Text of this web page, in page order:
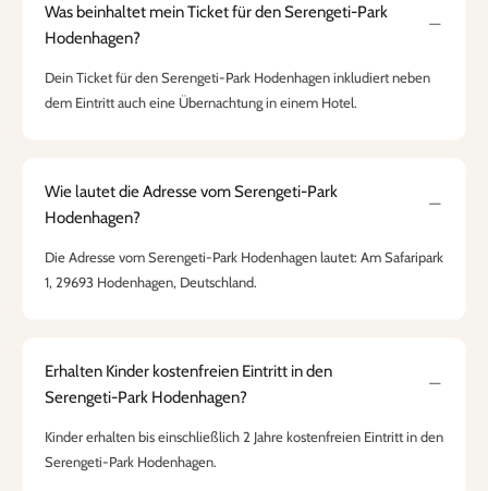
Was beinhaltet mein Ticket für den Serengeti-Park
Hodenhagen?
Dein Ticket für den Serengeti-Park Hodenhagen inkludiert neben
dem Eintritt auch eine Übernachtung in einem Hotel.
Wie lautet die Adresse vom Serengeti-Park
Hodenhagen?
Die Adresse vom Serengeti-Park Hodenhagen lautet: Am Safaripark
1, 29693 Hodenhagen, Deutschland.
Erhalten Kinder kostenfreien Eintritt in den
Serengeti-Park Hodenhagen?
Kinder erhalten bis einschließlich 2 Jahre kostenfreien Eintritt in den
Serengeti-Park Hodenhagen.